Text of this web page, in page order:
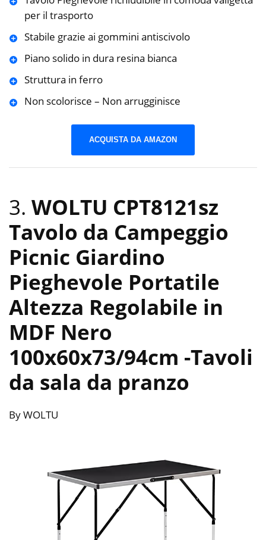
per il trasporto
Stabile grazie ai gommini antiscivolo
Piano solido in dura resina bianca
Struttura in ferro
Non scolorisce – Non arrugginisce
ACQUISTA DA AMAZON
3. WOLTU CPT8121sz
Tavolo da Campeggio
Picnic Giardino
Pieghevole Portatile
Altezza Regolabile in
MDF Nero
100x60x73/94cm -Tavoli
da sala da pranzo
By WOLTU